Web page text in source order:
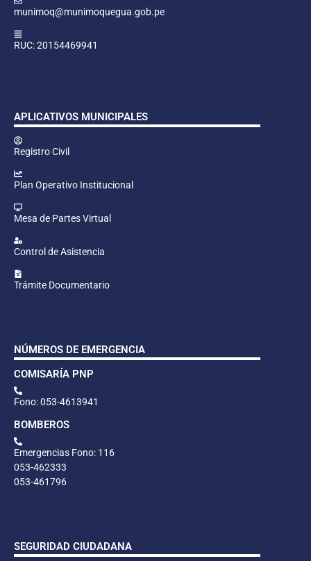
munimoq@munimoquegua.gob.pe
RUC: 20154469941
APLICATIVOS MUNICIPALES
Registro Civil
Plan Operativo Institucional
Mesa de Partes Virtual
Control de Asistencia
Trámite Documentario
NÚMEROS DE EMERGENCIA
COMISARÍA PNP
Fono: 053-4613941
BOMBEROS
Emergencias Fono: 116
053-462333
053-461796
SEGURIDAD CIUDADANA